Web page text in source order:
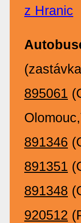
z Hranic
A
895061
891346
891351
891348
920512